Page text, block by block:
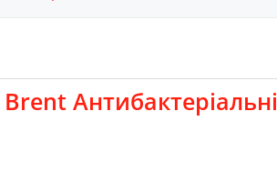
Антибактеріальні